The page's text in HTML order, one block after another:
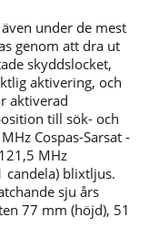
under de mest
genom att dra ut
skyddslocket,
aktivering, och
aktiverad
till sök- och
Cospas-Sarsat -
MHz
candela) blixtljus.
sju års
77 mm (höjd), 51